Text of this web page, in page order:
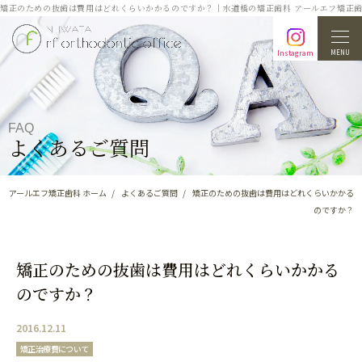
矯正のための抜歯は費用はどれくらいかかるのですか？｜水道橋の矯正歯科 アールエフ矯正
Instagram MENU
FAQ
よくあるご質問
アールエフ矯正歯科 ホーム よくあるご質問
矯正のための抜歯は費用はどれくらいかかる
のですか？
矯正のための抜歯は費用はどれくらいかかる
のですか？
2016.12.11
矯正治療費について